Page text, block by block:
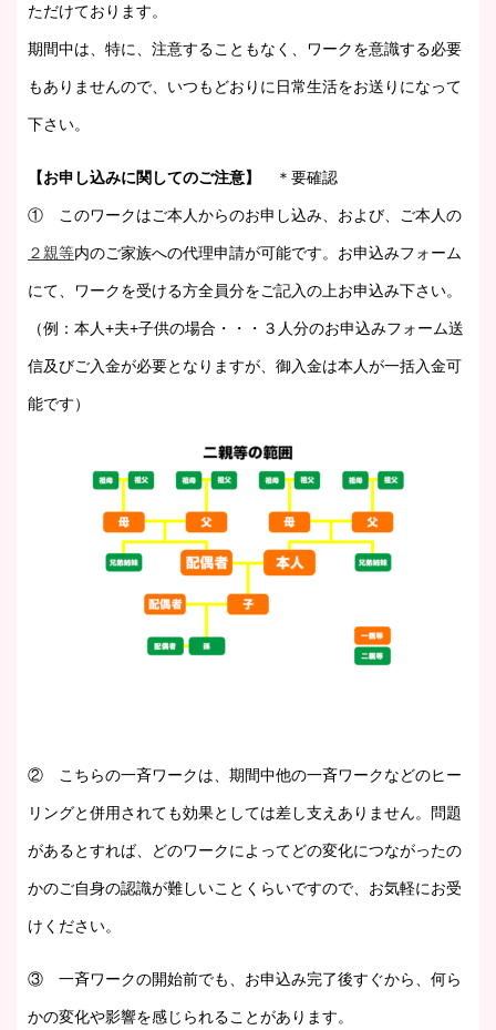
ただけております。
期間中は、特に、注意することもなく、ワークを意識する必要
もありませんので、いつもどおりに日常生活をお送りになって
下さい。
【お申し込みに関してのご注意】 ＊要確認
① このワークはご本人からのお申し込み、および、ご本人の
２親等内のご家族への代理申請が可能です。お申込みフォーム
にて、ワークを受ける方全員分をご記入の上お申込み下さい。
（例：本人+夫+子供の場合・・・３人分のお申込みフォーム送
信及びご入金が必要となりますが、御入金は本人が一括入金可
能です）
② こちらの一斉ワークは、期間中他の一斉ワークなどのヒー
リングと併用されても効果としては差し支えありません。問題
があるとすれば、どのワークによってどの変化につながったの
かのご自身の認識が難しいことくらいですので、お気軽にお受
けください。
③ 一斉ワークの開始前でも、お申込み完了後すぐから、何ら
かの変化や影響を感じられることがあります。